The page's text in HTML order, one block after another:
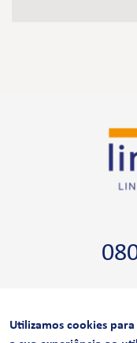
Utilizamos cookies